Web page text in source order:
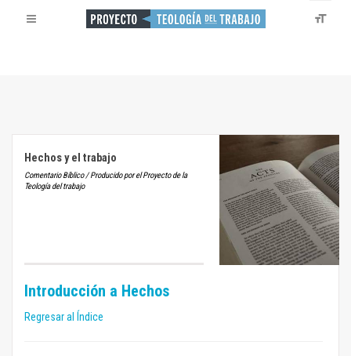
Hechos y el trabajo
Comentario Bíblico / Producido por el Proyecto de la
Teología del trabajo
Introducción a Hechos
Regresar al Índice